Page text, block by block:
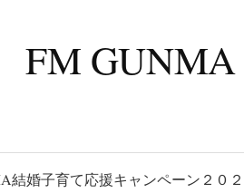
FM
結婚子育て応援キャンペーン２０